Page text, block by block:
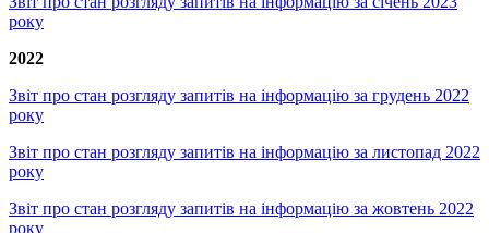
року
2022
Звіт про стан розгляду запитів на інформацію за грудень 2022
року
Звіт про стан розгляду запитів на інформацію за листопад 2022
року
Звіт про стан розгляду запитів на інформацію за жовтень 2022
року